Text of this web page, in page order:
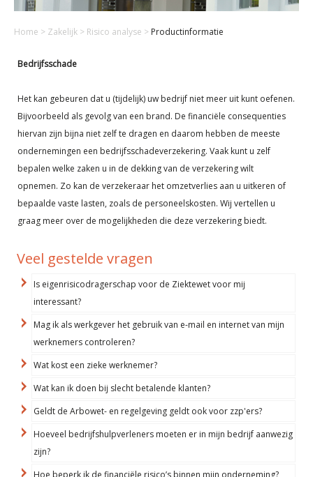
Home > Zakelijk > Risico analyse > Productinformatie
Bedrijfsschade
Het kan gebeuren dat u (tijdelijk) uw bedrijf niet meer uit kunt oefenen.
Bijvoorbeeld als gevolg van een brand. De financiële consequenties
hiervan zijn bijna niet zelf te dragen en daarom hebben de meeste
ondernemingen een bedrijfsschadeverzekering. Vaak kunt u zelf
bepalen welke zaken u in de dekking van de verzekering wilt
opnemen. Zo kan de verzekeraar het omzetverlies aan u uitkeren of
bepaalde vaste lasten, zoals de personeelskosten. Wij vertellen u
graag meer over de mogelijkheden die deze verzekering biedt.
Veel gestelde vragen
Is eigenrisicodragerschap voor de Ziektewet voor mij
interessant?
Mag ik als werkgever het gebruik van e-mail en internet van mijn
werknemers controleren?
Wat kost een zieke werknemer?
Wat kan ik doen bij slecht betalende klanten?
Geldt de Arbowet- en regelgeving geldt ook voor zzp'ers?
Hoeveel bedrijfshulpverleners moeten er in mijn bedrijf aanwezig
zijn?
Hoe beperk ik de financiële risico’s binnen mijn onderneming?